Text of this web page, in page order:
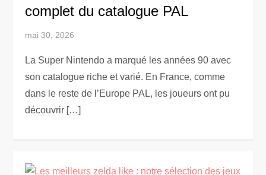
complet du catalogue PAL
mai 30, 2026
La Super Nintendo a marqué les années 90 avec
son catalogue riche et varié. En France, comme
dans le reste de l’Europe PAL, les joueurs ont pu
découvrir […]